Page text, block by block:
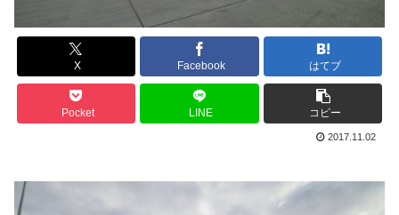
X Facebook はてブ
Pocket LINE コピー
2017.11.02